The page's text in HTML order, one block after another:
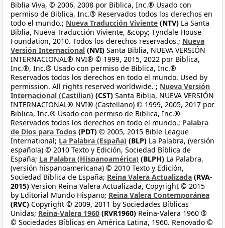
Biblia Viva, © 2006, 2008 por Biblica, Inc.® Usado con
permiso de Biblica, Inc.® Reservados todos los derechos en
todo el mundo.; Nueva Traducción Viviente (NTV) La Santa
Biblia, Nueva Traducción Viviente, &copy; Tyndale House
Foundation, 2010. Todos los derechos reservados.; Nueva
Versión Internacional (NVI) Santa Biblia, NUEVA VERSIÓN
INTERNACIONAL® NVI® © 1999, 2015, 2022 por Biblica,
Inc.®, Inc.® Usado con permiso de Biblica, Inc.®
Reservados todos los derechos en todo el mundo. Used by
permission. All rights reserved worldwide. ; Nueva Versión
Internacional (Castilian) (CST) Santa Biblia, NUEVA VERSIÓN
INTERNACIONAL® NVI® (Castellano) © 1999, 2005, 2017 por
Biblica, Inc.® Usado con permiso de Biblica, Inc.®
Reservados todos los derechos en todo el mundo.; Palabra
de Dios para Todos (PDT) © 2005, 2015 Bible League
International; La Palabra (España) (BLP) La Palabra, (versión
española) © 2010 Texto y Edición, Sociedad Bíblica de
España; La Palabra (Hispanoamérica) (BLPH) La Palabra,
(versión hispanoamericana) © 2010 Texto y Edición,
Sociedad Bíblica de España; Reina Valera Actualizada (RVA-
2015) Version Reina Valera Actualizada, Copyright © 2015
by Editorial Mundo Hispano; Reina Valera Contemporánea
(RVC) Copyright © 2009, 2011 by Sociedades Bíblicas
Unidas; Reina-Valera 1960 (RVR1960) Reina-Valera 1960 ®
© Sociedades Bíblicas en América Latina, 1960. Renovado ©